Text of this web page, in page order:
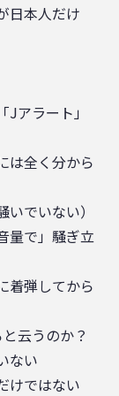
だけ
ラート」
く分から
ない）
」騒ぎ立
てから
云うのか？
ない
ではない